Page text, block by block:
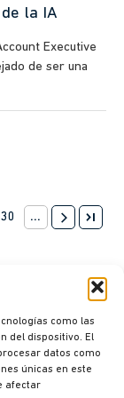
como las
del dispositivo. El
datos como
únicas en este
afectar
la IA
Executive
de ser una
30 ... arrow_forward_ios last_page